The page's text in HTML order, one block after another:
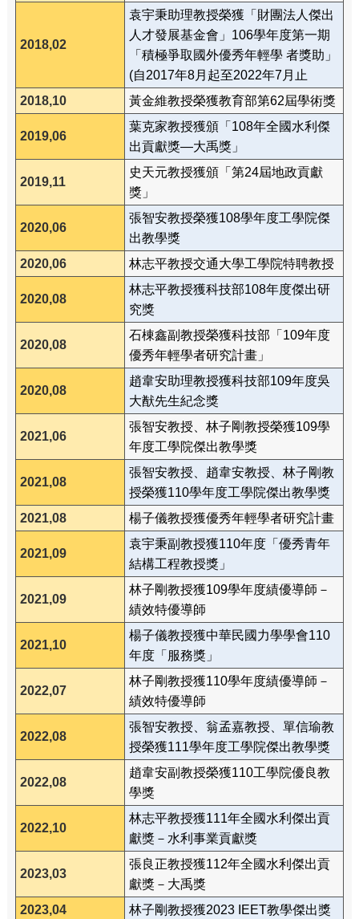
2018,02
袁宇秉助理教授榮獲「財團法人傑出
人才發展基金會」106學年度第一期
「積極爭取國外優秀年輕學 者獎助」
(自2017年8月起至2022年7月止
2018,10
黃金維教授榮獲教育部第62屆學術獎
2019,06
葉克家教授獲頒「108年全國水利傑
出貢獻獎—大禹獎」
2019,11
史天元教授獲頒「第24屆地政貢獻
獎」
2020,06
張智安教授榮獲108學年度工學院傑
出教學獎
2020,06
林志平教授交通大學工學院特聘教授
2020,08
林志平教授獲科技部108年度傑出研
究獎
2020,08
石棟鑫副教授榮獲科技部「109年度
優秀年輕學者研究計畫」
2020,08
趙韋安助理教授獲科技部109年度吳
大猷先生紀念獎
2021,06
張智安教授、林子剛教授榮獲109學
年度工學院傑出教學獎
2021,08
張智安教授、趙韋安教授、林子剛教
授榮獲110學年度工學院傑出教學獎
2021,08
楊子儀教授獲優秀年輕學者研究計畫
2021,09
袁宇秉副教授獲110年度「優秀青年
結構工程教授獎」
2021,09
林子剛教授獲109學年度績優導師－
績效特優導師
2021,10
楊子儀教授獲中華民國力學學會110
年度「服務獎」
2022,07
林子剛教授獲110學年度績優導師－
績效特優導師
2022,08
張智安教授、翁孟嘉教授、單信瑜教
授榮獲111學年度工學院傑出教學獎
2022,08
趙韋安副教授榮獲110工學院優良教
學獎
2022,10
林志平教授獲111年全國水利傑出貢
獻獎－水利事業貢獻獎
2023,03
張良正教授獲112年全國水利傑出貢
獻獎－大禹獎
2023,04
林子剛教授獲2023 IEET教學傑出獎